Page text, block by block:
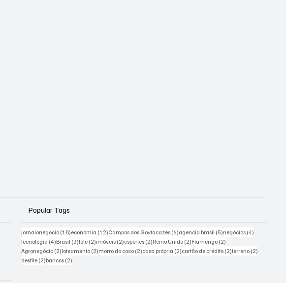
Popular Tags
jornalonegocio (18)18 posts
economia (12)12 posts
Campos dos Goytacazes (6)6 posts
agencia brasil (5)5 posts
negócios (4)
tecnologia (4)4 posts
Brasil (3)3 posts
lote (2)2 posts
imóveis (2)2 posts
esportes (2)2 posts
Reino Unido (2)2 posts
Flamengo (2)
Agronegócio (2)2 posts
loteamento (2)2 posts
morro do coco (2)2 posts
casa própria (2)2 posts
cartão de crédito (2)2 posts
terreno (2)
desfile (2)2 posts
bancos (2)